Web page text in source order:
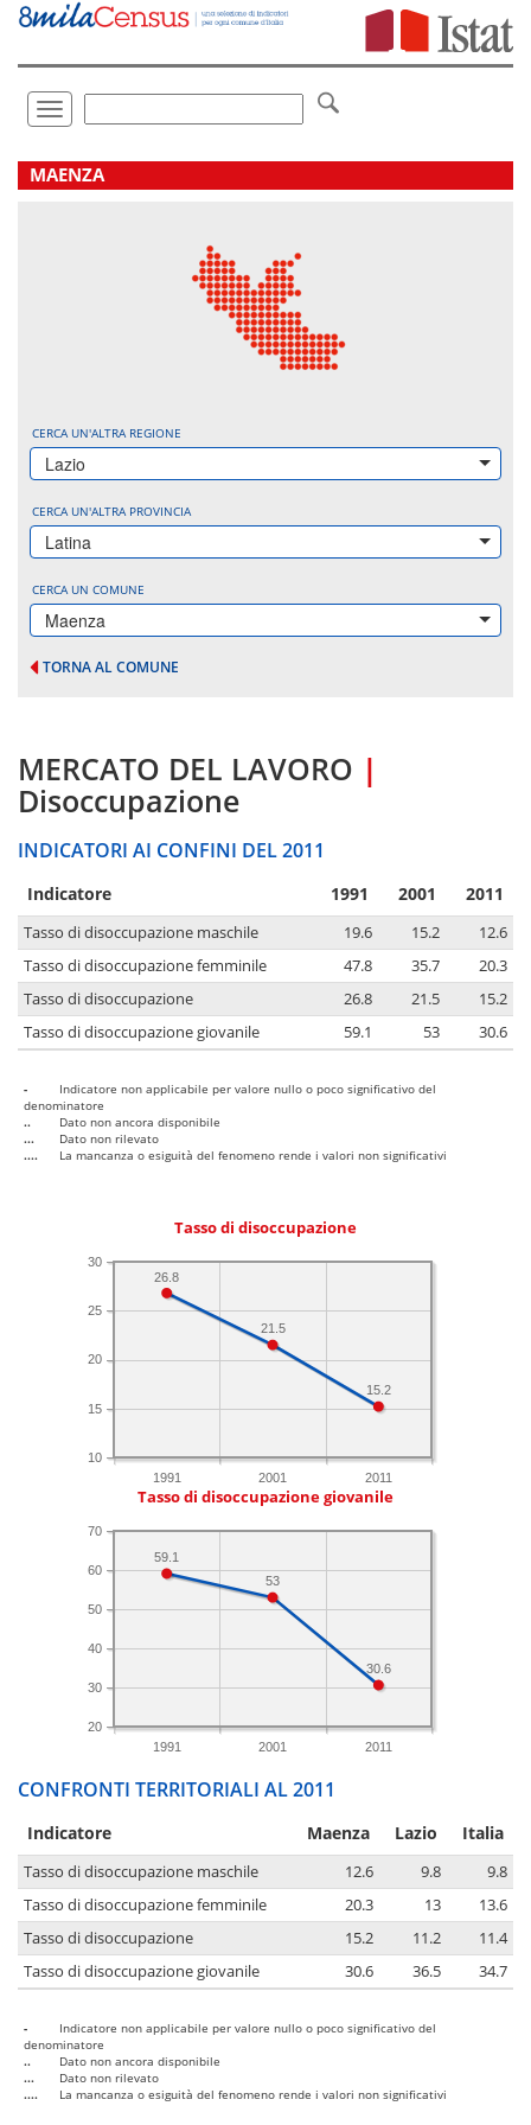
Vai
direttamente
Toggle
navigation
.
MAENZA
CERCA UN'ALTRA REGIONE
Lazio
CERCA UN'ALTRA PROVINCIA
Latina
CERCA UN COMUNE
Maenza
TORNA AL COMUNE
MERCATO DEL LAVORO |
Disoccupazione
INDICATORI AI CONFINI DEL 2011
Indicatore 1991 2001 2011
Tasso di disoccupazione maschile 19.6 15.2
12.6
Tasso di disoccupazione femminile
47.8 35.7
20.3
Tasso di disoccupazione
26.8 21.5
15.2
Tasso di disoccupazione giovanile
59.1 53 30.6
-
Indicatore non applicabile per valore nullo o poco significativo del
denominatore
..
Dato non ancora disponibile
...
Dato non rilevato
....
La mancanza o esiguità del fenomeno rende i valori non significativi
Tasso di disoccupazione
1991 2001 2011
10
15
20
25
30
15.2
21.5
26.8
Tasso di disoccupazione giovanile
1991 2001 2011
20
30
40
50
60
70
30.6
53
59.1
CONFRONTI TERRITORIALI AL 2011
Indicatore Maenza Lazio Italia
Tasso di disoccupazione maschile 12.6 9.8
9.8
Tasso di disoccupazione femminile
20.3 13
13.6
Tasso di disoccupazione
15.2 11.2
11.4
Tasso di disoccupazione giovanile
30.6 36.5 34.7
-
Indicatore non applicabile per valore nullo o poco significativo del
denominatore
..
Dato non ancora disponibile
...
Dato non rilevato
....
La mancanza o esiguità del fenomeno rende i valori non significativi